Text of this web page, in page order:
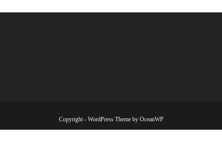
Copyright - WordPress Theme by OceanWP